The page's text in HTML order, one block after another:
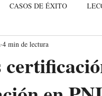
CASOS DE ÉXITO
4 min de lectura